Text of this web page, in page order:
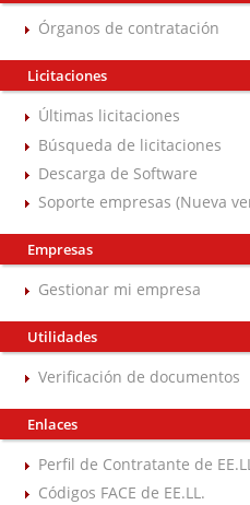
Órganos de contratación
Licitaciones
Últimas licitaciones
Búsqueda de licitaciones
Descarga de Software
Soporte empresas (Nueva
Empresas
Gestionar mi empresa
Utilidades
Verificación de documentos
Enlaces
Perfil de Contratante de
Códigos FACE de EE.LL.